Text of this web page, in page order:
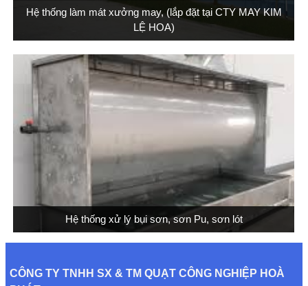
Hệ thống làm mát xưởng may, (lắp đặt tại CTY MAY KIM
LỆ HOA)
Hệ thống xử lý bụi sơn, sơn Pu, sơn lót
CÔNG TY TNHH SX & TM QUẠT CÔNG NGHIỆP HOÀ